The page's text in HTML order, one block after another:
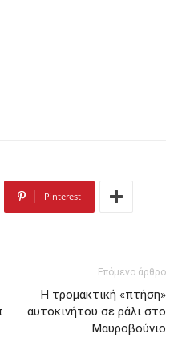
Pinterest
Επόμενο άρθρο
Η τρομακτική «πτήση»
αυτοκινήτου σε ράλι στο
Μαυροβούνιο